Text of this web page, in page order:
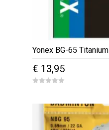
Yonex BG-65 Titanium
€ 13,95